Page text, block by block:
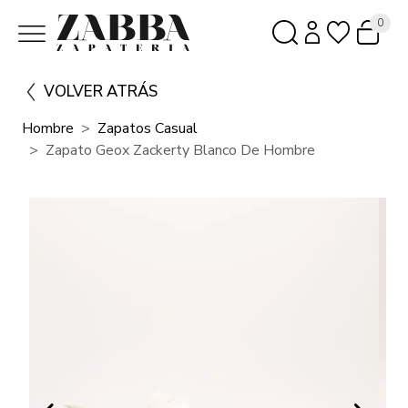
0
VOLVER ATRÁS
Hombre
Zapatos Casual
Zapato Geox Zackerty Blanco De Hombre